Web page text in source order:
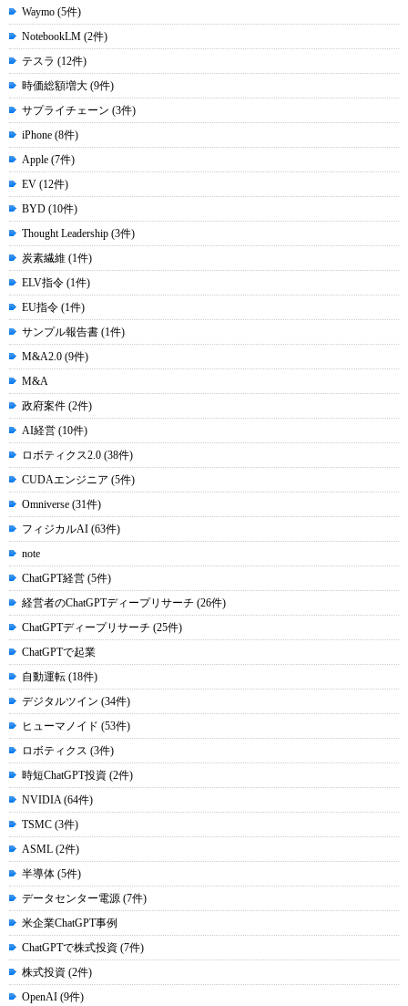
Waymo (5件)
NotebookLM (2件)
テスラ (12件)
時価総額増大 (9件)
サプライチェーン (3件)
iPhone (8件)
Apple (7件)
EV (12件)
BYD (10件)
Thought Leadership (3件)
炭素繊維 (1件)
ELV指令 (1件)
EU指令 (1件)
サンプル報告書 (1件)
M&A2.0 (9件)
M&A
政府案件 (2件)
AI経営 (10件)
ロボティクス2.0 (38件)
CUDAエンジニア (5件)
Omniverse (31件)
フィジカルAI (63件)
note
ChatGPT経営 (5件)
経営者のChatGPTディープリサーチ (26件)
ChatGPTディープリサーチ (25件)
ChatGPTで起業
自動運転 (18件)
デジタルツイン (34件)
ヒューマノイド (53件)
ロボティクス (3件)
時短ChatGPT投資 (2件)
NVIDIA (64件)
TSMC (3件)
ASML (2件)
半導体 (5件)
データセンター電源 (7件)
米企業ChatGPT事例
ChatGPTで株式投資 (7件)
株式投資 (2件)
OpenAI (9件)